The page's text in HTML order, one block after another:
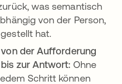
was semantisch
von der Person,
hat.
der Aufforderung
zur Antwort: Ohne
Schritt können